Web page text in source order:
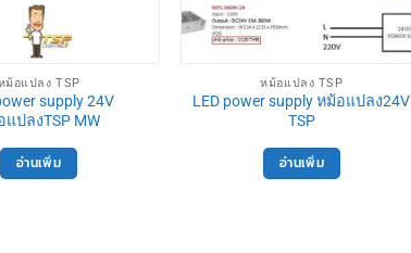
ม้อแปลง TSP
supply 24V
ปลงTSP MW
อ่านเพิ่ม
หม้อแปลง TSP
LED power supply หม้อแปลง24V
TSP
อ่านเพิ่ม